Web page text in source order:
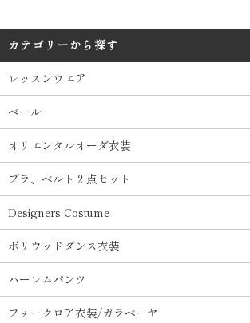
カテゴリーから探す
レッスンウエア
ベール
オリエンタルオーダ衣装
ブラ、ベルト２点セット
Designers Costume
ボリウッドダンス衣装
ハーレムパンツ
フォークロア衣装/ガラベーヤ